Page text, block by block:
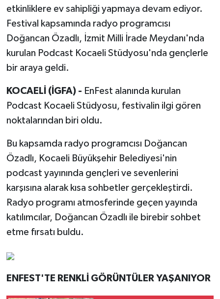
etkinliklere ev sahipliği yapmaya devam ediyor.
Festival kapsamında radyo programcısı
Doğancan Özadlı, İzmit Milli İrade Meydanı'nda
kurulan Podcast Kocaeli Stüdyosu'nda gençlerle
bir araya geldi.
KOCAELİ (İGFA) - EnFest alanında kurulan
Podcast Kocaeli Stüdyosu, festivalin ilgi gören
noktalarından biri oldu.
Bu kapsamda radyo programcısı Doğancan
Özadlı, Kocaeli Büyükşehir Belediyesi'nin
podcast yayınında gençleri ve sevenlerini
karşısına alarak kısa sohbetler gerçekleştirdi.
Radyo programı atmosferinde geçen yayında
katılımcılar, Doğancan Özadlı ile birebir sohbet
etme fırsatı buldu.
ENFEST'TE RENKLİ GÖRÜNTÜLER YAŞANIYOR